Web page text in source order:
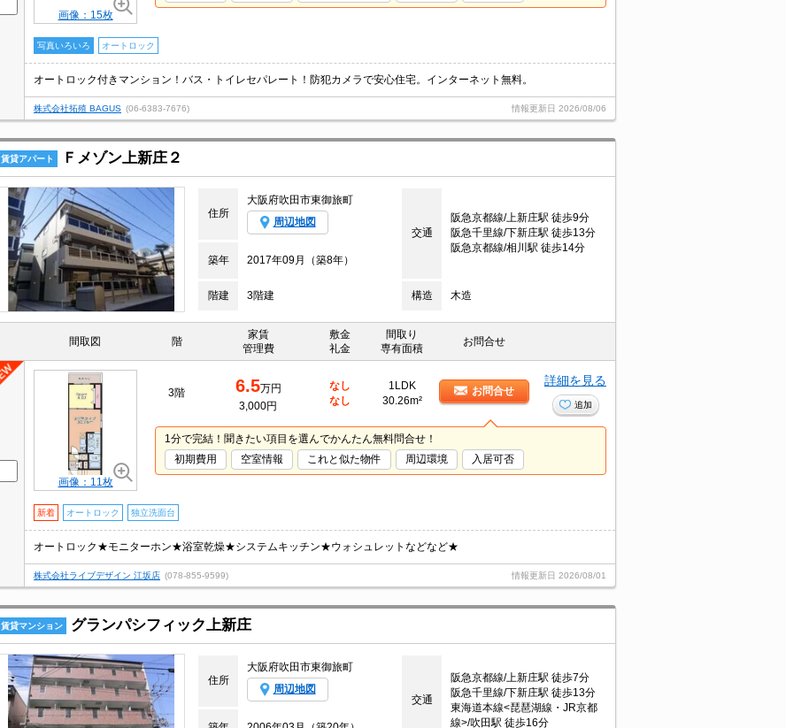
画像：15枚
写真いろいろ オートロック
オートロック付きマンション！バス・トイレセパレート！防犯カメラで安心住宅。インターネット無料。
株式会社拓殖 BAGUS (06-6383-7676) 情報更新日 2026/08/06
賃貸アパート Ｆメゾン上新庄２
住所
大阪府吹田市東御旅町
周辺地図
交通
阪急京都線/上新庄駅 徒歩9分
阪急千里線/下新庄駅 徒歩13分
阪急京都線/相川駅 徒歩14分
築年
2017年09月（築8年）
階建 3階建 構造 木造
間取図 階
家賃
管理費
敷金
礼金
間取り
専有面積
お問合せ
画像：11枚
3階 6.5万円
3,000円
なし
なし
1LDK
30.26m²
お問合せ
詳細を見る
追加
1分で完結！聞きたい項目を選んでかんたん無料問合せ！
初期費用
空室情報 これと似た物件 周辺環境 入居可否
新着 オートロック 独立洗面台
オートロック★モニターホン★浴室乾燥★システムキッチン★ウォシュレットなどなど★
株式会社ライブデザイン 江坂店 (078-855-9599) 情報更新日 2026/08/01
賃貸マンション グランパシフィック上新庄
住所
大阪府吹田市東御旅町
周辺地図
交通
阪急京都線/上新庄駅 徒歩7分
阪急千里線/下新庄駅 徒歩13分
東海道本線<琵琶湖線・JR京都
線>/吹田駅 徒歩16分